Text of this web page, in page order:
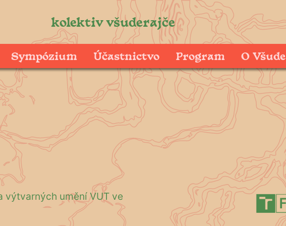
kolektiv všuderajče
Sympózium Účastnictvo Program O Všude
výtvarných umění VUT ve